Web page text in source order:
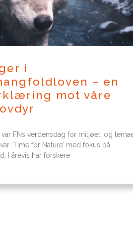
i
– en
mot våre
var FNs verdensdag for miljøet, og
‘Time for Nature’ med fokus på
I årevis har forskere